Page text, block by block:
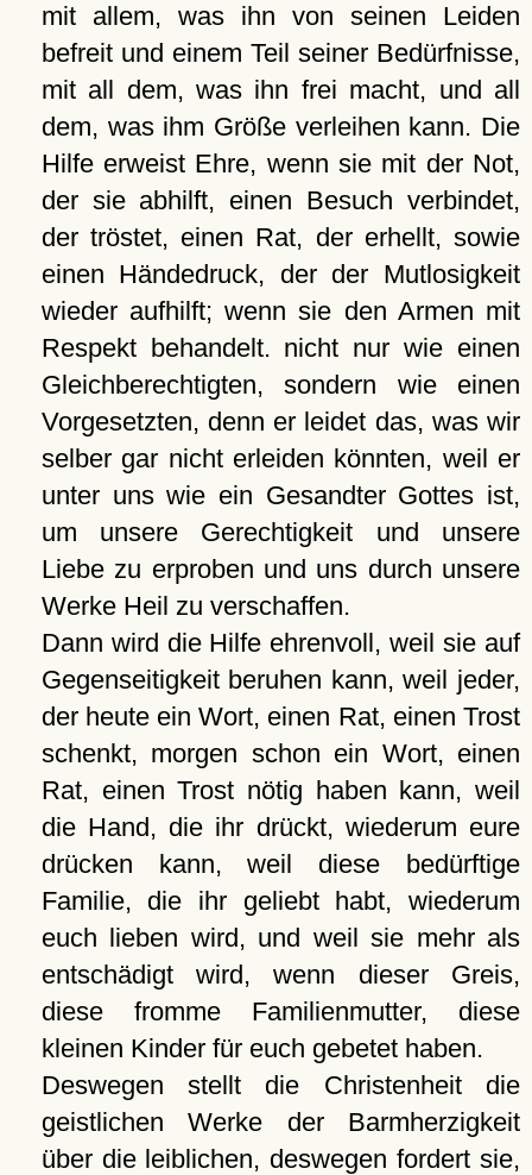
mit allem, was ihn von seinen Leiden
befreit und einem Teil seiner Bedürfnisse,
mit all dem, was ihn frei macht, und all
dem, was ihm Größe verleihen kann. Die
Hilfe erweist Ehre, wenn sie mit der Not,
der sie abhilft, einen Besuch verbindet,
der tröstet, einen Rat, der erhellt, sowie
einen Händedruck, der der Mutlosigkeit
wieder aufhilft; wenn sie den Armen mit
Respekt behandelt. nicht nur wie einen
Gleichberechtigten, sondern wie einen
Vorgesetzten, denn er leidet das, was wir
selber gar nicht erleiden könnten, weil er
unter uns wie ein Gesandter Gottes ist,
um unsere Gerechtigkeit und unsere
Liebe zu erproben und uns durch unsere
Werke Heil zu verschaffen.
Dann wird die Hilfe ehrenvoll, weil sie auf
Gegenseitigkeit beruhen kann, weil jeder,
der heute ein Wort, einen Rat, einen Trost
schenkt, morgen schon ein Wort, einen
Rat, einen Trost nötig haben kann, weil
die Hand, die ihr drückt, wiederum eure
drücken kann, weil diese bedürftige
Familie, die ihr geliebt habt, wiederum
euch lieben wird, und weil sie mehr als
entschädigt wird, wenn dieser Greis,
diese fromme Familienmutter, diese
kleinen Kinder für euch gebetet haben.
Deswegen stellt die Christenheit die
geistlichen Werke der Barmherzigkeit
über die leiblichen, deswegen fordert sie,